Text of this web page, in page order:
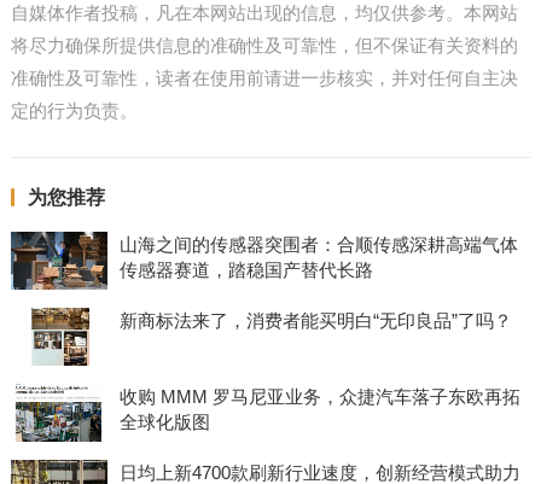
自媒体作者投稿，凡在本网站出现的信息，均仅供参考。本网站
将尽力确保所提供信息的准确性及可靠性，但不保证有关资料的
准确性及可靠性，读者在使用前请进一步核实，并对任何自主决
定的行为负责。
为您推荐
山海之间的传感器突围者：合顺传感深耕高端气体
传感器赛道，踏稳国产替代长路
新商标法来了，消费者能买明白“无印良品”了吗？
收购 MMM 罗马尼亚业务，众捷汽车落子东欧再拓
全球化版图
日均上新4700款刷新行业速度，创新经营模式助力